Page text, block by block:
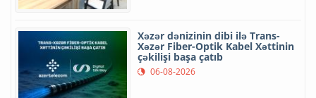
Xəzər dənizinin dibi ilə Trans-
Xəzər Fiber-Optik Kabel Xəttinin
çəkilişi başa çatıb
06-08-2026